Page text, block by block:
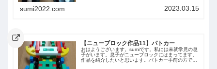
子が作った清掃ダンプ(粗大ゴミ清掃車)を...
sumi2022.com 2023.03.15
【ニューブロック作品11】パトカー
おはようございます。sumiです。私には未就学児の息
子がいます。息子がニューブロックにはまってます。
作品を紹介したいと思います。パトカー手前の方です